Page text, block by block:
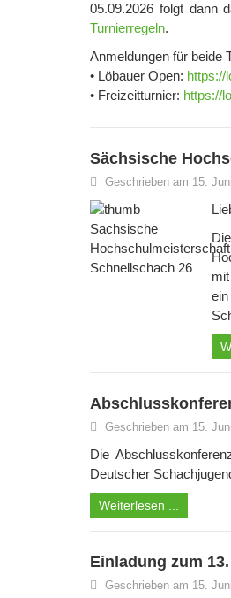
05.09.2026 folgt dann
Turnierregeln.
Anmeldungen für beide
• Löbauer Open: https://
• Freizeitturnier: https://
Sächsische
Geschrieben am 15.
Geschrieben am 15.
Die
Deutscher
Weiterlesen ...
Einladung zum
Geschrieben am 15.